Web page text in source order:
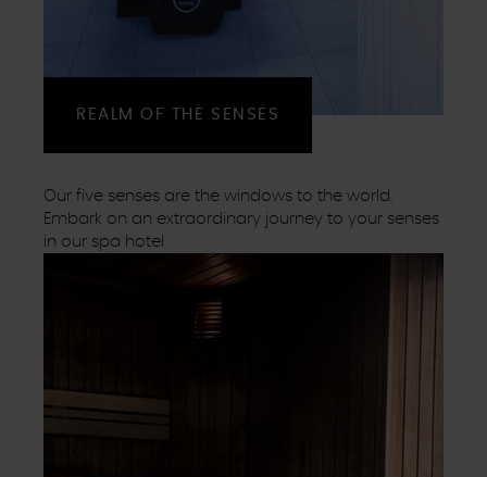
REALM OF THE SENSES
Our five senses are the windows to the world.
Embark on an extraordinary journey to your senses
in our spa hotel